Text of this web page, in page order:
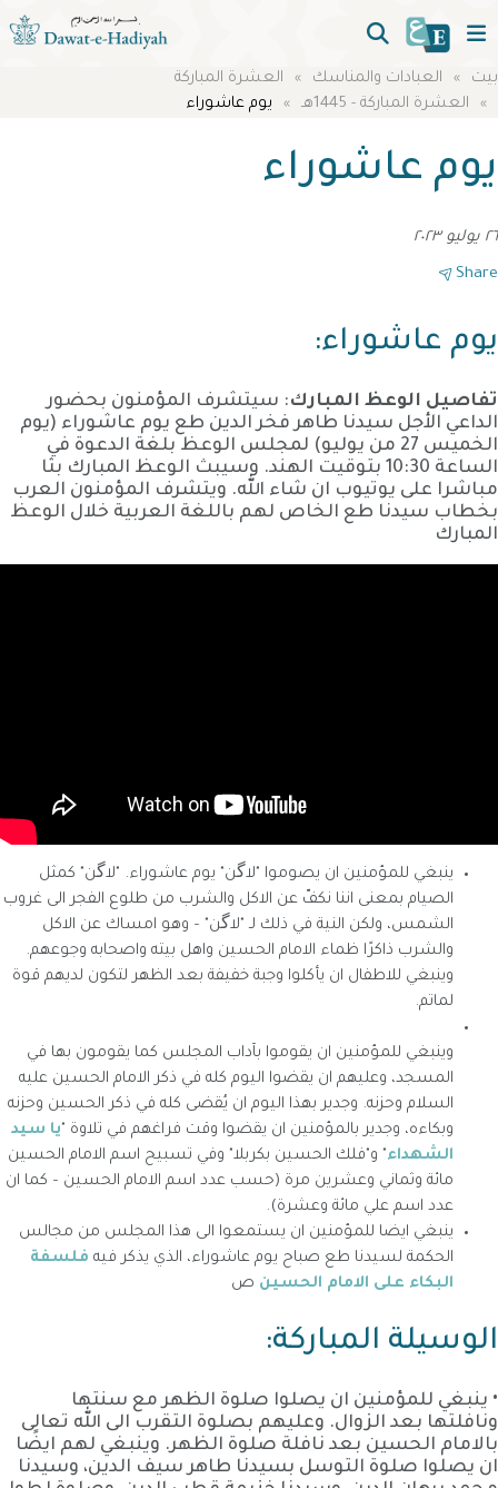
بيت العبادات والمناسك
العشرة المباركة
العشرة المباركة - 1445هـ
يوم عاشوراء
يوم عاشوراء
٢٦ يوليو ٢٠٢٣
Share
يوم عاشوراء:
تفاصيل الوعظ المبارك: سيتشرف المؤمنون بحضور
الداعي الأجل سيدنا طاهر فخر الدين طع يوم عاشوراء (يوم
الخميس 27 من يوليو) لمجلس الوعظ بلغة الدعوة في
الساعة 10:30 بتوقيت الهند. وسيبث الوعظ المبارك بثا
مباشرا على يوتيوب ان شاء الله. ويتشرف المؤمنون العرب
بخطاب سيدنا طع الخاص لهم باللغة العربية خلال الوعظ
المبارك
ينبغي للمؤمنين ان يصوموا "لاگن" يوم عاشوراء. "لاگن" كمثل
الصيام بمعنى اننا نكفّ عن الاكل والشرب من طلوع الفجر الى غروب
الشمس، ولكن النية في ذلك لـ "لاگن" – وهو امساك عن الاكل
والشرب ذاكرًا ظماء الامام الحسين واهل بيته واصحابه وجوعهم.
وينبغي للاطفال ان يأكلوا وجبة خفيفة بعد الظهر لتكون لديهم قوة
لماتم.
وينبغي للمؤمنين ان يقوموا بآداب المجلس كما يقومون بها في
المسجد، وعليهم ان يقضوا اليوم كله في ذكر الامام الحسين عليه
السلام وحزنه. وجدير بهذا اليوم ان يُقضى كله في ذكر الحسين وحزنه
وبكاءه، وجدير بالمؤمنين ان يقضوا وقت فراغهم في تلاوة "يا سيد
الشهداء" و"فلك الحسين بكربلا" وفي تسبيح اسم الامام الحسين
مائة وثماني وعشرين مرة (حسب عدد اسم الامام الحسين – كما ان
عدد اسم علي مائة وعشرة).
ينبغي ايضا للمؤمنين ان يستمعوا الى هذا المجلس من مجالس
الحكمة لسيدنا طع صباح يوم عاشوراء، الذي يذكر فيه فلسفة
البكاء على الامام الحسين ص
الوسيلة المباركة:
• ينبغي للمؤمنين ان يصلوا صلوة الظهر مع سنتها
ونافلتها بعد الزوال. وعليهم بصلوة التقرب الى الله تعالى
بالامام الحسين بعد نافلة صلوة الظهر. وينبغي لهم ايضًا
ان يصلوا صلوة التوسل بسيدنا طاهر سيف الدين، وسيدنا